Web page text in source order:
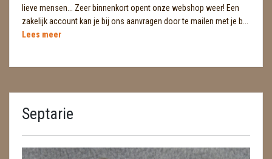
BROEKZAKSTENEN
CADEAUBONNEN
DIERTJES
DIVERSE
ENGELEN
lieve mensen... Zeer binnenkort opent onze webshop weer! Een
zakelijk account kan je bij ons aanvragen door te mailen met je b...
Lees meer
Septarie